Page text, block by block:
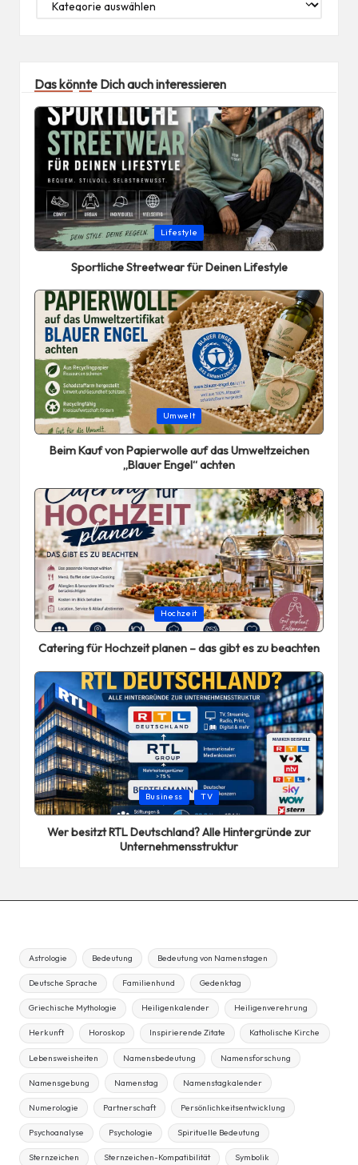
Das könnte Dich auch interessieren
Posted
in
Lifestyle
Sportliche Streetwear für Deinen Lifestyle
Posted
in
Umwelt
Beim Kauf von Papierwolle auf das Umweltzeichen
„Blauer Engel“ achten
Posted
in
Hochzeit
Catering für Hochzeit planen – das gibt es zu beachten
Posted
in
Business TV
Wer besitzt RTL Deutschland? Alle Hintergründe zur
Unternehmensstruktur
Astrologie Bedeutung Bedeutung von Namenstagen
Deutsche Sprache Familienhund Gedenktag
Griechische Mythologie Heiligenkalender Heiligenverehrung
Herkunft Horoskop Inspirierende Zitate Katholische Kirche
Lebensweisheiten Namensbedeutung Namensforschung
Namensgebung Namenstag Namenstagkalender
Numerologie Partnerschaft Persönlichkeitsentwicklung
Psychoanalyse Psychologie Spirituelle Bedeutung
Sternzeichen Sternzeichen-Kompatibilität Symbolik